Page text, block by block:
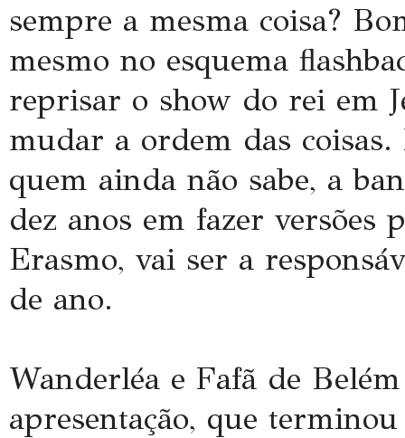
sempre a mesma coisa?
mesmo no esquema
reprisar o show do rei em
mudar a ordem das
quem ainda não sabe, a
dez anos em fazer versões
Erasmo, vai ser a
de ano.
Wanderléa e Fafã de
apresentação, que